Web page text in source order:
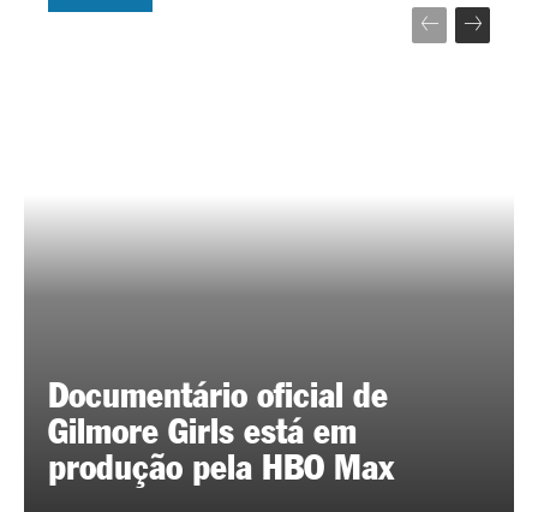
Documentário oficial de
Gilmore Girls está em
produção pela HBO Max